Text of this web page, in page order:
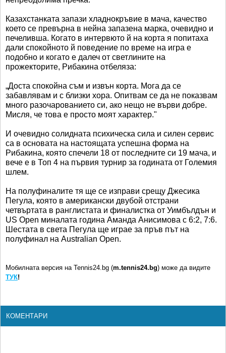
Казахстанката запази хладнокръвие в мача, качество
което се превърна в нейна запазена марка, очевидно и
печеливша. Когато в интервюто й на корта я попитаха
дали спокойното й поведение по време на игра е
подобно и когато е далеч от светлините на
прожекторите, Рибакина отбеляза:
„Доста спокойна съм и извън корта. Мога да се
забавлявам и с близки хора. Опитвам се да не показвам
много разочарованието си, ако нещо не върви добре.
Мисля, че това е просто моят характер."
И очевидно солидната психическа сила и силен сервис
са в основата на настоящата успешна форма на
Рибакина, която спечели 18 от последните си 19 мача, и
вече е в Топ 4 на първия турнир за годината от Големия
шлем.
На полуфиналите тя ще се изправи срещу Джесика
Пегула, която в американски двубой отстрани
четвъртата в ранглистата и финалистка от Уимбълдън и
US Open миналата година Аманда Анисимова с 6:2, 7:6.
Шестата в света Пегула ще играе за пръв път на
полуфинал на Australian Open.
Мобилната версия на Tennis24.bg (m.tennis24.bg) може да видите
ТУК!
КОМЕНТАРИ